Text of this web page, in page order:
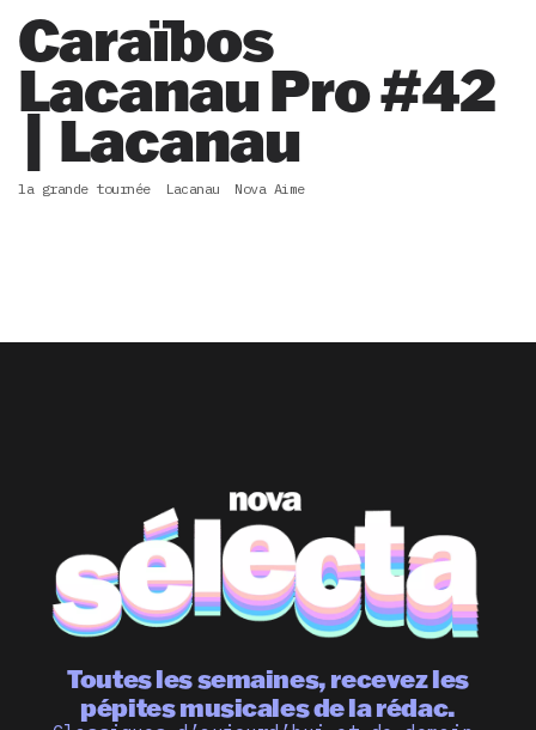
Caraïbos
Lacanau Pro #42
| Lacanau
la grande tournée Lacanau Nova Aime
Toutes les semaines, recevez les
pépites musicales de la rédac.